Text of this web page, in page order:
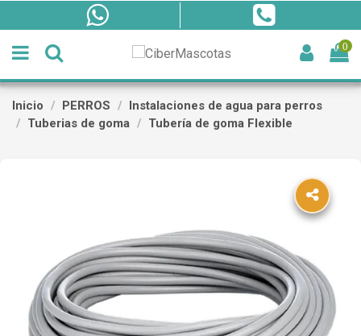
0
Inicio PERROS
Instalaciones de agua para perros
Tuberias de goma
Tubería de goma Flexible